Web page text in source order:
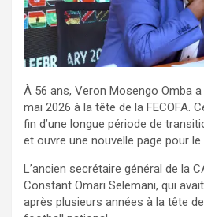
À 56 ans, Veron Mosengo Omba
mai 2026 à la tête de la FECOFA.
fin d’une longue période de
et ouvre une nouvelle page pour
L’ancien secrétaire général de la
Constant Omari Selemani, qui
après plusieurs années à la tête